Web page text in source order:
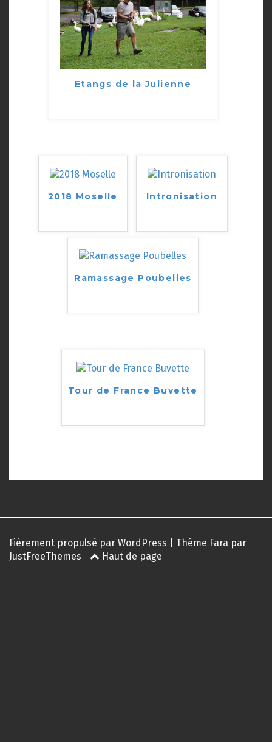
Etangs de la Julienne
2018 Moselle Intronisation
Ramassage Poubelles
Tour de France Buvette
Fièrement propulsé par WordPress Thème Fara par
JustFreeThemes
Haut de page